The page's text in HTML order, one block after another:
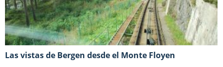
Las vistas de Bergen desde el Monte Floyen